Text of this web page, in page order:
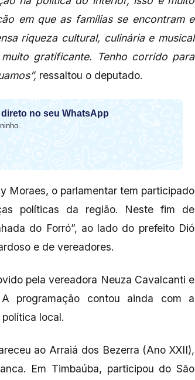
em que as famílias se encontram e
riqueza cultural, culinária e musical
gratificante. Tenho corrido para
ressaltou o deputado.
no seu WhatsApp
Moraes, o parlamentar tem participado
políticas da região. Neste fim de
do Forró”, ao lado do prefeito Dió
e de vereadores.
pela vereadora Neuza Cavalcanti e
programação contou ainda com a
local.
ao Arraiá dos Bezerra (Ano XXII),
Em Timbaúba, participou do São